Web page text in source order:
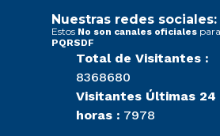
Nuestras redes sociales:
Estos No son canales oficiales
PQRSDF
Total de Visitantes :
8368680
Visitantes Últimas 24
horas : 7978